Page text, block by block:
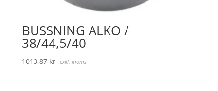
BUSSNING ALKO /
38/44,5/40
1013,87 kr exkl. moms